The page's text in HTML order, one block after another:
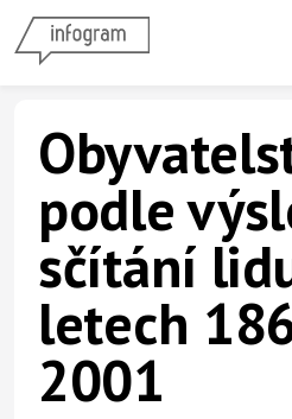
podle
sčítání
letech
2001